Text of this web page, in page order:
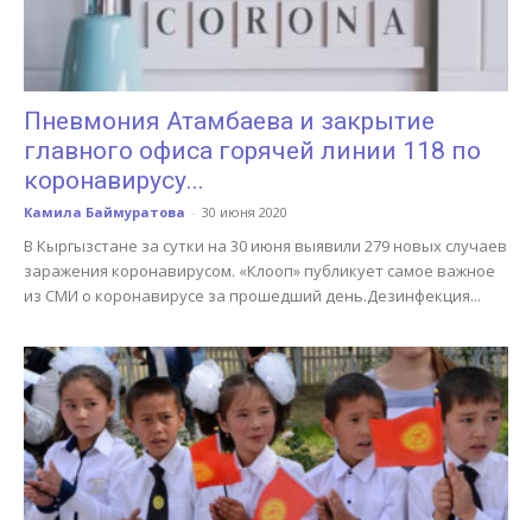
Пневмония Атамбаева и закрытие
главного офиса горячей линии 118 по
коронавирусу...
Камила Баймуратова - 30 июня 2020
В Кыргызстане за сутки на 30 июня выявили 279 новых случаев
заражения коронавирусом. «Клооп» публикует самое важное
из СМИ о коронавирусе за прошедший день.Дезинфекция...